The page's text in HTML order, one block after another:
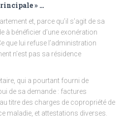
» …
et, parce qu’il s’agit de sa
à bénéficier d’une exonération
que lui refuse l’administration
n’est pas sa résidence
qui a pourtant fourni de
de sa demande : factures
titre des charges de copropriété de
maladie, et attestations diverses.